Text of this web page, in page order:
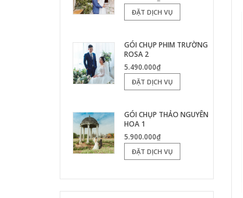
ĐẶT DỊCH VỤ
GÓI CHỤP PHIM TRƯỜNG
ROSA 2
5.490.000₫
ĐẶT DỊCH VỤ
GÓI CHỤP THẢO NGUYÊN
HOA 1
5.900.000₫
ĐẶT DỊCH VỤ